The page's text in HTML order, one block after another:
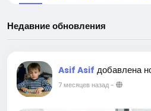
Недавние обновления
Asif Asif добавлена
7 месяцев назад-